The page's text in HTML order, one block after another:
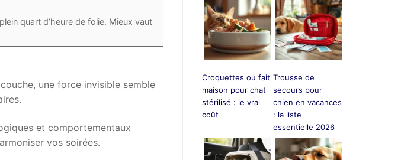
quart d’heure de folie. Mieux vaut
une force invisible semble
et comportementaux
vos soirées.
Croquettes ou fait
maison pour chat
stérilisé : le vrai
coût
Trousse de
secours pour
chien en vacances
: la liste
essentielle 2026